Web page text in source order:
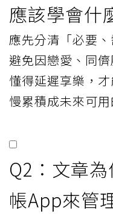
應該學會什
應先分清「必要
避免因戀愛、同
懂得延遲享樂，
慢累積成未來可用
Q2：文章
帳App來管